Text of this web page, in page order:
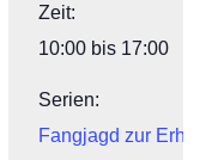
Zeit:
10:00 bis 17:00
Serien:
Fangjagd zur